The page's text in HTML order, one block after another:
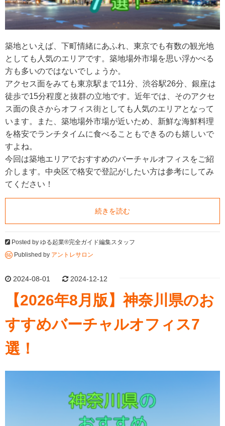
築地といえば、下町情緒にあふれ、東京でも有数の観光地
としても人気のエリアです。築地場外市場を思い浮かべる
方も多いのではないでしょうか。
アクセス面をみても東京駅まで11分、渋谷駅26分、銀座は
徒歩で15分程度と抜群の立地です。近年では、そのアクセ
ス面の良さからオフィス街としても人気のエリアとなって
います。また、築地場外市場が近いため、新鮮な海鮮料理
を格安でランチタイムに食べることもできるのも嬉しいで
すよね。
今回は築地エリアでおすすめのバーチャルオフィスをご紹
介します。中央区で格安で登記がしたい方は参考にしてみ
てください！
続きを読む
Posted by ゆる起業®完全ガイド編集スタッフ
Published by アントレサロン
2024-08-01 2024-12-12
【2026年8月版】神奈川県のお
すすめバーチャルオフィス7
選！